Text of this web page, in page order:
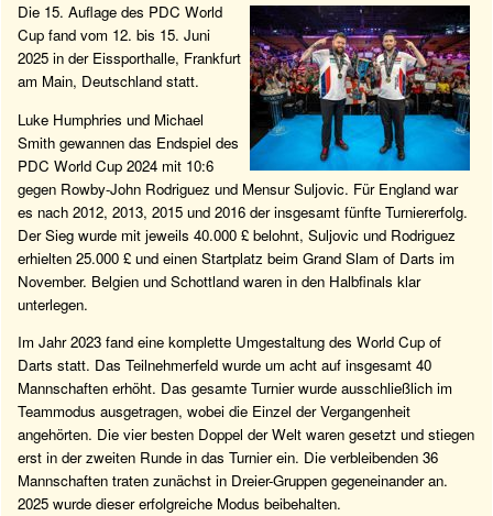
Die 15. Auflage des PDC World
Cup fand vom 12. bis 15. Juni
2025 in der Eissporthalle, Frankfurt
am Main, Deutschland statt.
Luke Humphries und Michael
Smith gewannen das Endspiel des
PDC World Cup 2024 mit 10:6
gegen Rowby-John Rodriguez und Mensur Suljovic. Für England war
es nach 2012, 2013, 2015 und 2016 der insgesamt fünfte Turniererfolg.
Der Sieg wurde mit jeweils 40.000 £ belohnt, Suljovic und Rodriguez
erhielten 25.000 £ und einen Startplatz beim Grand Slam of Darts im
November. Belgien und Schottland waren in den Halbfinals klar
unterlegen.
Im Jahr 2023 fand eine komplette Umgestaltung des World Cup of
Darts statt. Das Teilnehmerfeld wurde um acht auf insgesamt 40
Mannschaften erhöht. Das gesamte Turnier wurde ausschließlich im
Teammodus ausgetragen, wobei die Einzel der Vergangenheit
angehörten. Die vier besten Doppel der Welt waren gesetzt und stiegen
erst in der zweiten Runde in das Turnier ein. Die verbleibenden 36
Mannschaften traten zunächst in Dreier-Gruppen gegeneinander an.
2025 wurde dieser erfolgreiche Modus beibehalten.